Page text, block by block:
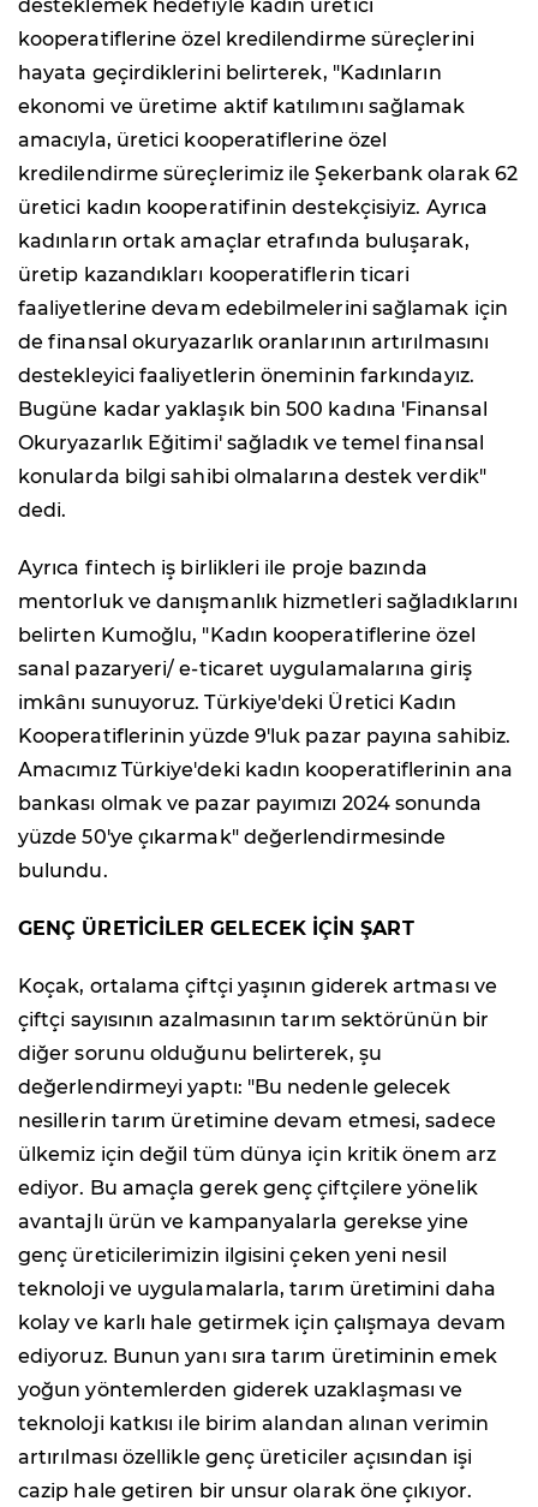
desteklemek hedefiyle kadın üretici
kooperatiflerine özel kredilendirme süreçlerini
hayata geçirdiklerini belirterek, "Kadınların
ekonomi ve üretime aktif katılımını sağlamak
amacıyla, üretici kooperatiflerine özel
kredilendirme süreçlerimiz ile Şekerbank olarak 62
üretici kadın kooperatifinin destekçisiyiz. Ayrıca
kadınların ortak amaçlar etrafında buluşarak,
üretip kazandıkları kooperatiflerin ticari
faaliyetlerine devam edebilmelerini sağlamak için
de finansal okuryazarlık oranlarının artırılmasını
destekleyici faaliyetlerin öneminin farkındayız.
Bugüne kadar yaklaşık bin 500 kadına 'Finansal
Okuryazarlık Eğitimi' sağladık ve temel finansal
konularda bilgi sahibi olmalarına destek verdik"
dedi.
Ayrıca fintech iş birlikleri ile proje bazında
mentorluk ve danışmanlık hizmetleri sağladıklarını
belirten Kumoğlu, "Kadın kooperatiflerine özel
sanal pazaryeri/ e-ticaret uygulamalarına giriş
imkânı sunuyoruz. Türkiye'deki Üretici Kadın
Kooperatiflerinin yüzde 9'luk pazar payına sahibiz.
Amacımız Türkiye'deki kadın kooperatiflerinin ana
bankası olmak ve pazar payımızı 2024 sonunda
yüzde 50'ye çıkarmak" değerlendirmesinde
bulundu.
GENÇ ÜRETİCİLER GELECEK İÇİN ŞART
Koçak, ortalama çiftçi yaşının giderek artması ve
çiftçi sayısının azalmasının tarım sektörünün bir
diğer sorunu olduğunu belirterek, şu
değerlendirmeyi yaptı: "Bu nedenle gelecek
nesillerin tarım üretimine devam etmesi, sadece
ülkemiz için değil tüm dünya için kritik önem arz
ediyor. Bu amaçla gerek genç çiftçilere yönelik
avantajlı ürün ve kampanyalarla gerekse yine
genç üreticilerimizin ilgisini çeken yeni nesil
teknoloji ve uygulamalarla, tarım üretimini daha
kolay ve karlı hale getirmek için çalışmaya devam
ediyoruz. Bunun yanı sıra tarım üretiminin emek
yoğun yöntemlerden giderek uzaklaşması ve
teknoloji katkısı ile birim alandan alınan verimin
artırılması özellikle genç üreticiler açısından işi
cazip hale getiren bir unsur olarak öne çıkıyor.